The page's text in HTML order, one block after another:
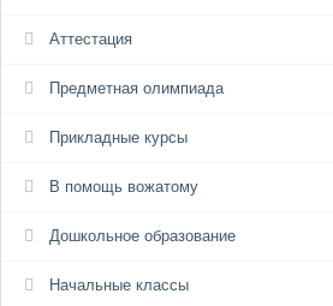
Аттестация
Предметная олимпиада
Прикладные курсы
В помощь вожатому
Дошкольное образование
Начальные классы